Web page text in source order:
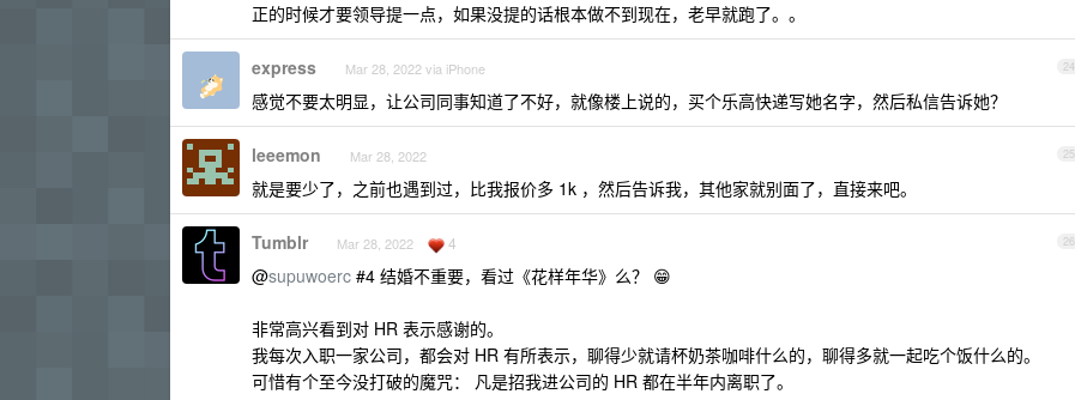
正的时候才要领导提一点，如果没提的话根本做不到现在，老早就跑了。。
24
express Mar 28, 2022 via iPhone
感觉不要太明显，让公司同事知道了不好，就像楼上说的，买个乐高快递写她名字，然后私信告诉她？
25
leeemon Mar 28, 2022
就是要少了，之前也遇到过，比我报价多 1k ，然后告诉我，其他家就别面了，直接来吧。
26
Tumblr Mar 28, 2022 4
@supuwoerc #4 结婚不重要，看过《花样年华》么？ 😁
非常高兴看到对 HR 表示感谢的。
我每次入职一家公司，都会对 HR 有所表示，聊得少就请杯奶茶咖啡什么的，聊得多就一起吃个饭什么的。
可惜有个至今没打破的魔咒： 凡是招我进公司的 HR 都在半年内离职了。